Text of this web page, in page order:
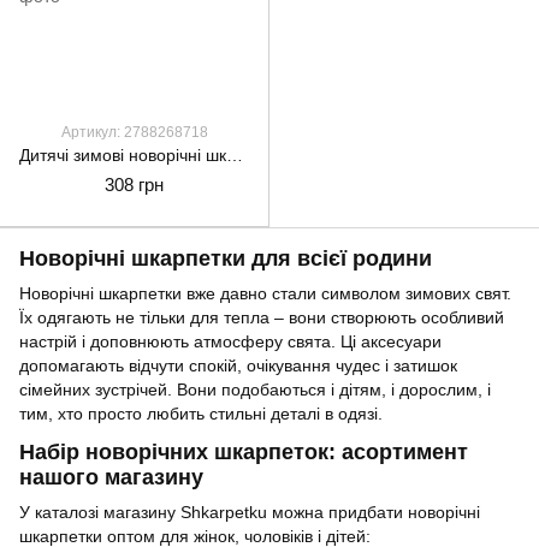
Артикул: 2788268718
308 грн
Новорічні шкарпетки для всієї родини
Новорічні шкарпетки вже давно стали символом зимових свят.
Їх одягають не тільки для тепла – вони створюють особливий
настрій і доповнюють атмосферу свята. Ці аксесуари
допомагають відчути спокій, очікування чудес і затишок
сімейних зустрічей. Вони подобаються і дітям, і дорослим, і
тим, хто просто любить стильні деталі в одязі.
Набір новорічних шкарпеток: асортимент
нашого магазину
У каталозі магазину Shkarpetku можна придбати новорічні
шкарпетки оптом для жінок, чоловіків і дітей: